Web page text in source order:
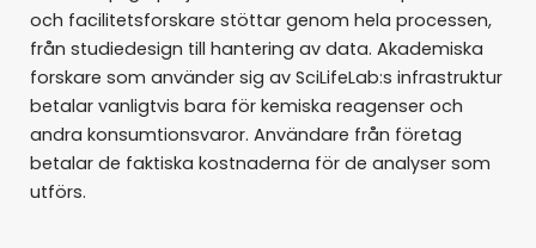
och facilitetsforskare stöttar genom hela processen,
från studiedesign till hantering av data. Akademiska
forskare som använder sig av SciLifeLab:s infrastruktur
betalar vanligtvis bara för kemiska reagenser och
andra konsumtionsvaror. Användare från företag
betalar de faktiska kostnaderna för de analyser som
utförs.